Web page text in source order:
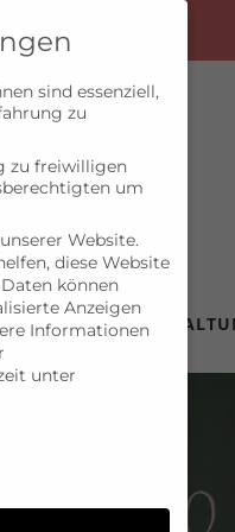
sind essenziell,
zu
zu freiwilligen
um
Website.
diese Website
können
Anzeigen
Informationen
unter